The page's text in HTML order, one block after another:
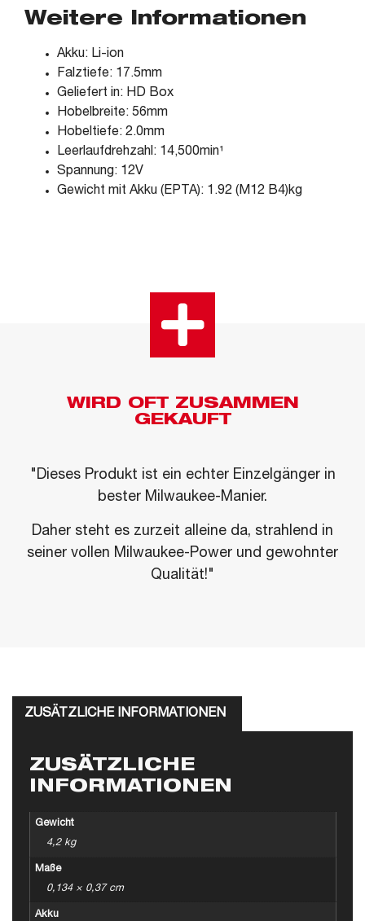
Weitere Informationen
Akku: Li-ion
Falztiefe: 17.5mm
Geliefert in: HD Box
Hobelbreite: 56mm
Hobeltiefe: 2.0mm
Leerlaufdrehzahl: 14,500min¹
Spannung: 12V
Gewicht mit Akku (EPTA): 1.92 (M12 B4)kg
WIRD OFT ZUSAMMEN
GEKAUFT
"Dieses Produkt ist ein echter Einzelgänger in
bester Milwaukee-Manier.
Daher steht es zurzeit alleine da, strahlend in
seiner vollen Milwaukee-Power und gewohnter
Qualität!"
ZUSÄTZLICHE INFORMATIONEN
ZUSÄTZLICHE
INFORMATIONEN
Gewicht
4,2 kg
Maße
0,134 × 0,37 cm
Akku